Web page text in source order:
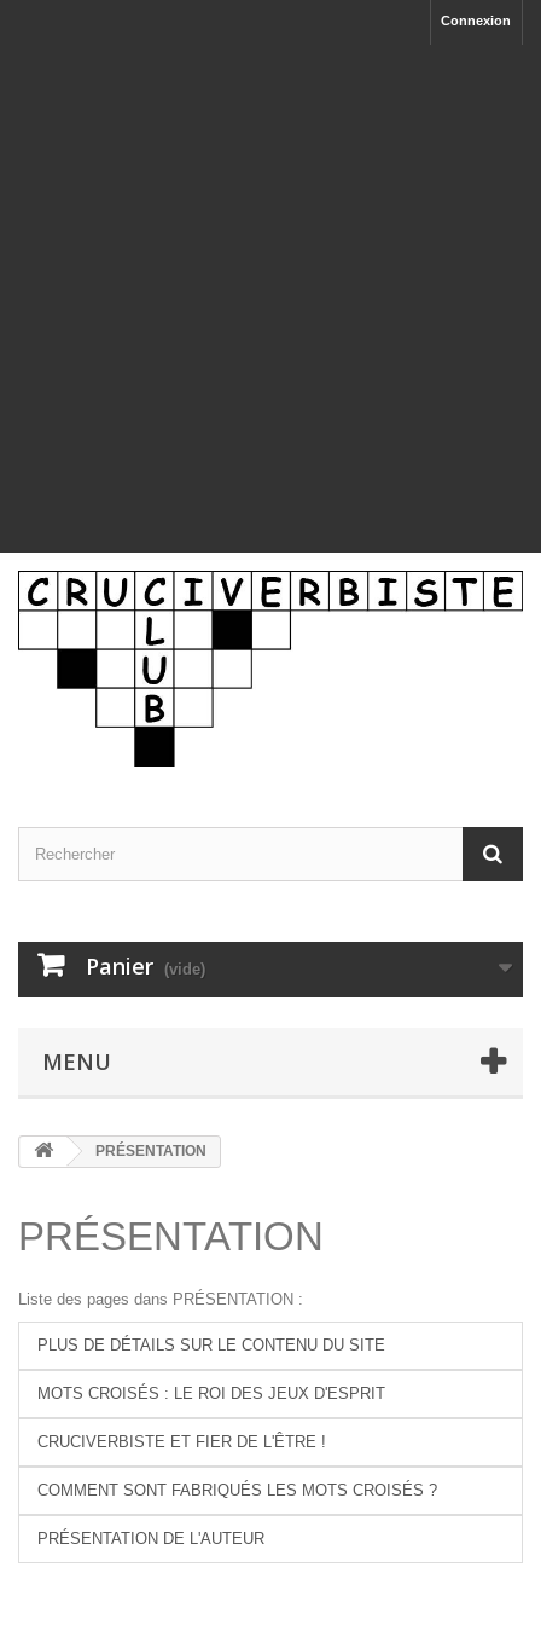
Connexion
Panier (vide)
MENU
PRÉSENTATION
PRÉSENTATION
Liste des pages dans PRÉSENTATION :
PLUS DE DÉTAILS SUR LE CONTENU DU SITE
MOTS CROISÉS : LE ROI DES JEUX D'ESPRIT
CRUCIVERBISTE ET FIER DE L'ÊTRE !
COMMENT SONT FABRIQUÉS LES MOTS CROISÉS ?
PRÉSENTATION DE L'AUTEUR